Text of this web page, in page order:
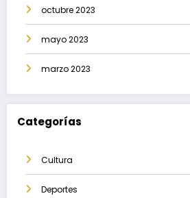
octubre 2023
mayo 2023
marzo 2023
Categorías
Cultura
Deportes